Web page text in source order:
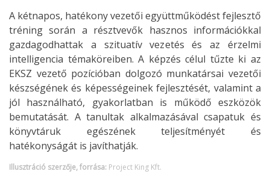
A kétnapos, hatékony vezetői együttműködést fejlesztő
tréning során a résztvevők hasznos információkkal
gazdagodhattak a szituatív vezetés és az érzelmi
intelligencia témaköreiben. A képzés célul tűzte ki az
EKSZ vezető pozícióban dolgozó munkatársai vezetői
készségének és képességeinek fejlesztését, valamint a
jól használható, gyakorlatban is működő eszközök
bemutatását. A tanultak alkalmazásával csapatuk és
könyvtáruk egészének teljesítményét és
hatékonyságát is javíthatják.
Illusztráció szerzője, forrása: Project King Kft.